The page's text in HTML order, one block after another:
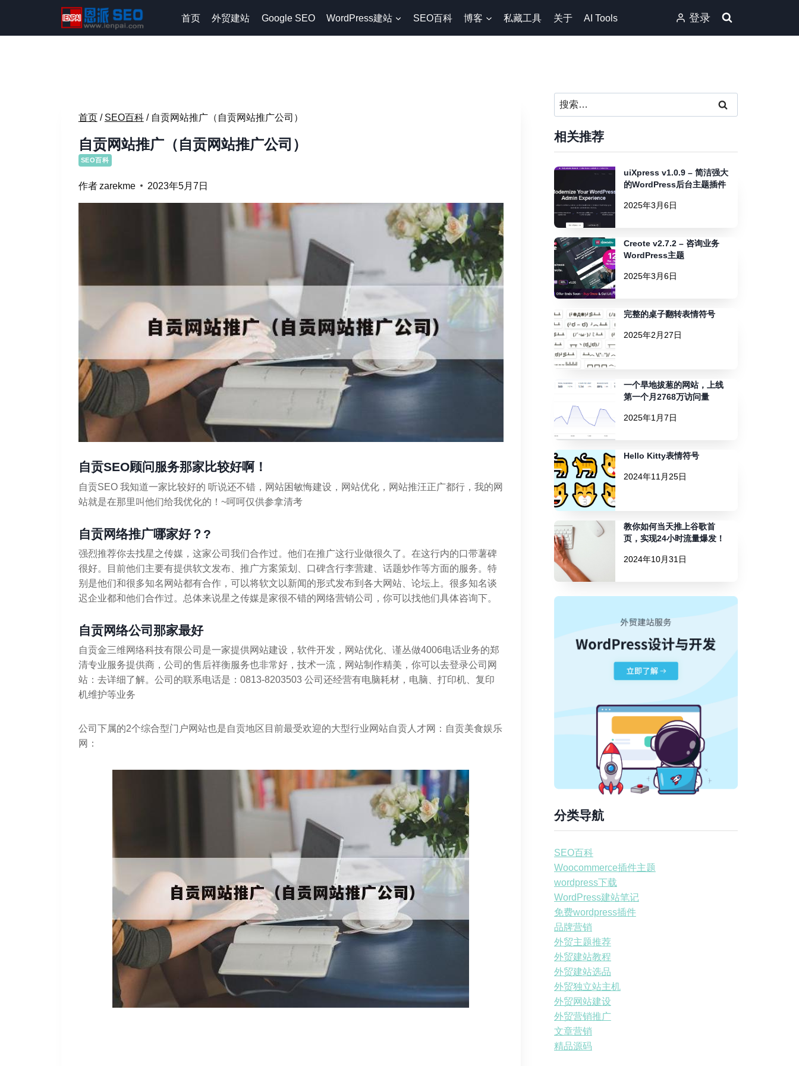
内
首页 外贸建站 Google SEO WordPress建站 SEO百科 博客 私藏工具 关于 AI Tools 登录
首页 / SEO百科 / 自贡网站推广（自贡网站推广公司）
自贡网站推广（自贡网站推广公司）
SEO百科
作者zarekme 2023年5月7日
自贡SEO顾问服务那家比较好啊！
自贡SEO 我知道一家比较好的 听说还不错，网站困敏悔建设，网站优化，网站推汪正广都行，我的网
站就是在那里叫他们给我优化的！~呵呵仅供参拿清考
自贡网络推广哪家好？?
强烈推荐你去找星之传媒，这家公司我们合作过。他们在推广这行业做很久了。在这行内的口带薯碑
很好。目前他们主要有提供软文发布、推广方案策划、口碑含行李营建、话题炒作等方面的服务。特
别是他们和很多知名网站都有合作，可以将软文以新闻的形式发布到各大网站、论坛上。很多知名谈
迟企业都和他们合作过。总体来说星之传媒是家很不错的网络营销公司，你可以找他们具体咨询下。
自贡网络公司那家最好
自贡金三维网络科技有限公司是一家提供网站建设，软件开发，网站优化、谨丛做4006电话业务的郑
清专业服务提供商，公司的售后祥衡服务也非常好，技术一流，网站制作精美，你可以去登录公司网
站：去详细了解。公司的联系电话是：0813-8203503 公司还经营有电脑耗材，电脑、打印机、复印
机维护等业务
公司下属的2个综合型门户网站也是自贡地区目前最受欢迎的大型行业网站自贡人才网：自贡美食娱乐
网：
搜
索：
相关推荐
uiXpress v1.0.9 – 简洁强大
的WordPress后台主题插件
2025年3月6日
Creote v2.7.2 – 咨询业务
WordPress主题
2025年3月6日
完整的桌子翻转表情符号
2025年2月27日
一个旱地拔葱的网站，上线
第一个月2768万访问量
2025年1月7日
Hello Kitty表情符号
2024年11月25日
教你如何当天推上谷歌首
页，实现24小时流量爆发！
2024年10月31日
分类导航
SEO百科
Woocommerce插件主题
wordpress下载
WordPress建站笔记
免费wordpress插件
品牌营销
外贸主题推荐
外贸建站教程
外贸建站选品
外贸独立站主机
外贸网站建设
外贸营销推广
文章营销
精品源码